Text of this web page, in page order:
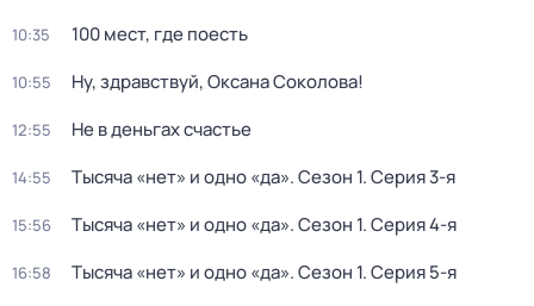
10:35 100 мест, где поесть
10:55 Ну, здравствуй, Оксана Соколова!
12:55 Не в деньгах счастье
14:55 Тысяча «нет» и одно «да». Сезон 1. Серия 3-я
15:56 Тысяча «нет» и одно «да». Сезон 1. Серия 4-я
16:58 Тысяча «нет» и одно «да». Сезон 1. Серия 5-я